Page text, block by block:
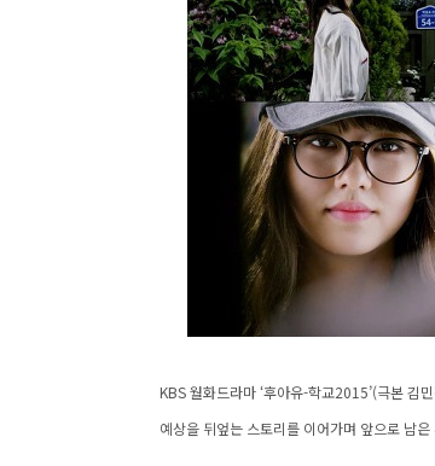
KBS 월화드라마 ‘후아유-학교2015’(극본 김
예상을 뒤엎는 스토리를 이어가며 앞으로 남